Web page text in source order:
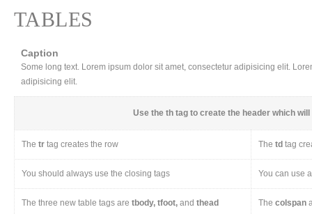
TABLES
Caption
Some long text. Lorem ipsum dolor sit amet, consectetur adipisicing elit.
adipisicing elit.
Use the th tag to create the header which
The tr tag creates the row The td tag
You should always use the closing tags You can use
The three new table tags are tbody, tfoot, and thead The colspan